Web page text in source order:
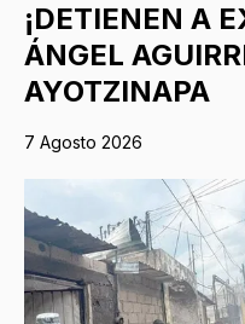
¡DETIENEN A
ÁNGEL
AYOTZINAPA
7 Agosto 2026